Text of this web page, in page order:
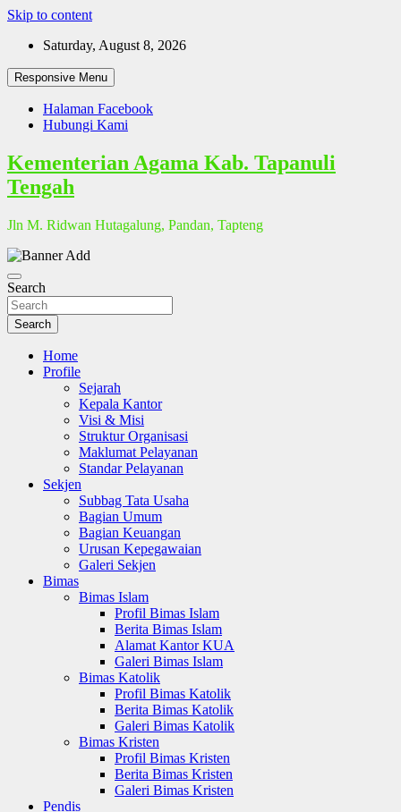
Skip to content
Saturday, August 8, 2026
Responsive Menu
Halaman Facebook
Hubungi Kami
Kementerian Agama Kab. Tapanuli
Tengah
Jln M. Ridwan Hutagalung, Pandan, Tapteng
Search
Search
Home
Profile
Sejarah
Kepala Kantor
Visi & Misi
Struktur Organisasi
Maklumat Pelayanan
Standar Pelayanan
Sekjen
Subbag Tata Usaha
Bagian Umum
Bagian Keuangan
Urusan Kepegawaian
Galeri Sekjen
Bimas
Bimas Islam
Profil Bimas Islam
Berita Bimas Islam
Alamat Kantor KUA
Galeri Bimas Islam
Bimas Katolik
Profil Bimas Katolik
Berita Bimas Katolik
Galeri Bimas Katolik
Bimas Kristen
Profil Bimas Kristen
Berita Bimas Kristen
Galeri Bimas Kristen
Pendis